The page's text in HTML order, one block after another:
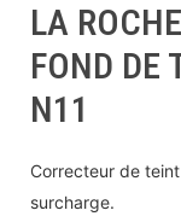
LA
FOND DE
N11
Correcteur de
surcharge.